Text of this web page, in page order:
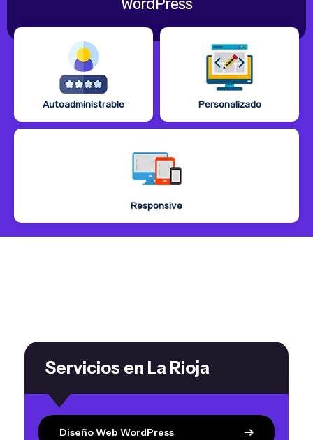
Autoadministrable Personalizado
Responsive
Servicios en La Rioja
Diseño Web WordPress